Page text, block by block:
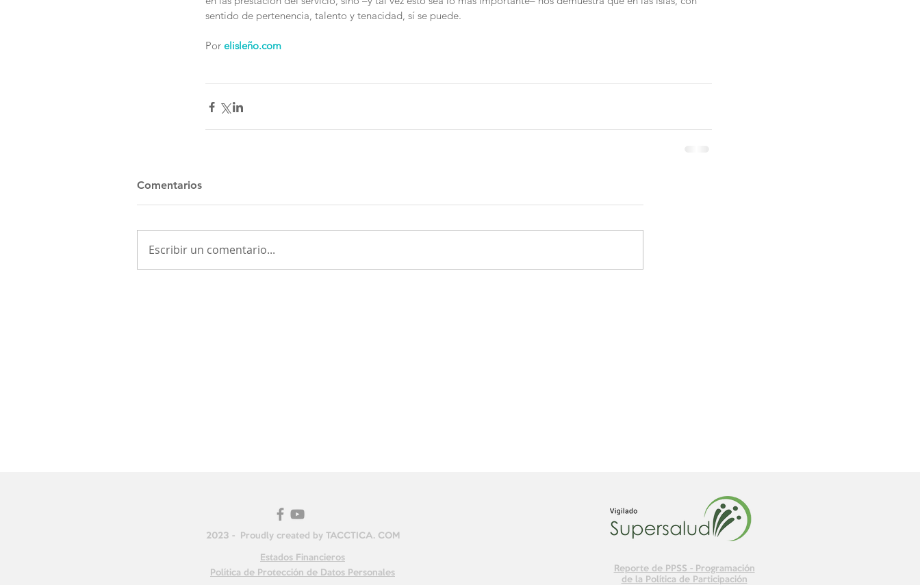
sentido de pertenencia, talento y tenacidad, sí se puede.
Por elisleño.com
Comentarios
Escribir un comentario...
2023 - Proudly created by TACCTICA. COM
Estados Financieros
Política de Protección de Datos Personales
Reporte de PPSS - Programación
de la Política de Participación